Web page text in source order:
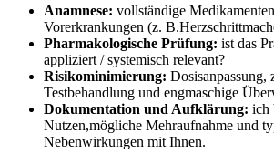
Anamnese: vollständige
Vorerkrankungen (z.
Pharmakologische Prüfung: ist ‌das
appliziert ​/ systemisch relevant?
Risikominimierung: Dosisanpassung,​
Testbehandlung und engmaschige
Dokumentation und Aufklärung: ich
Nutzen,mögliche Mehraufnahme ‌und
Nebenwirkungen​ mit Ihnen.